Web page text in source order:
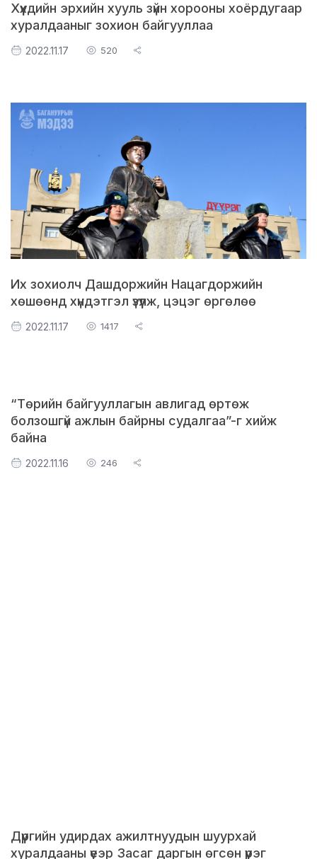
Хүүхдийн эрхийн хууль зүйн хорооны хоёрдугаар
хуралдааныг зохион байгууллаа
2022.11.17 520
Их зохиолч Дашдоржийн Нацагдоржийн
хөшөөнд хүндэтгэл үзүүлж, цэцэг өргөлөө
2022.11.17 1417
“Төрийн байгууллагын авлигад өртөж
болзошгүй ажлын байрны судалгаа”-г хийж
байна
2022.11.16 246
Дүүргийн удирдах ажилтнуудын шуурхай
хуралдааны үеэр Засаг даргын өгсөн үүрэг